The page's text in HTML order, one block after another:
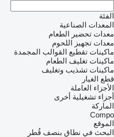
الفئة
المعدات الصناعية
معدات تحضير الطعام
معدات تجهيز اللحوم
ماكينات تقطيع القوالب المجمدة
ماكينات تغليف الطعام
ماكينات تشذيب وتغليف
قطع الغيار
الأجزاء العاملة
أجزاء تشغيلية أخرى
الماركة
Compo
الموقع
البحث في نطاق بنصف قُطر